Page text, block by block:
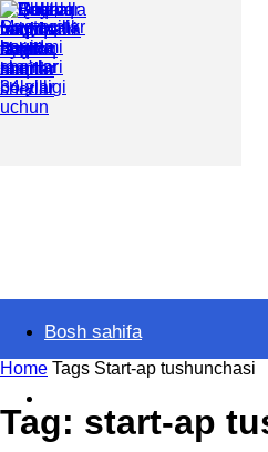
Ilmlar.uzBosh sahifa
Home Tags Start-ap tushunchasi
Tag: start-ap